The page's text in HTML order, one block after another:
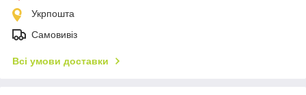
Укрпошта
Самовивіз
Всі умови доставки